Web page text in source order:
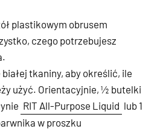
plastikowym obrusem
czego potrzebujesz
tkaniny, aby określić, ile
użyć. Orientacyjnie, ½ butelki
RIT All-Purpose Liquid lub 1
w proszku